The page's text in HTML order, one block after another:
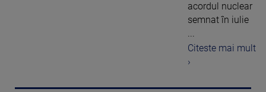
acordul nuclear
semnat în iulie
...
Citeste mai mult
›